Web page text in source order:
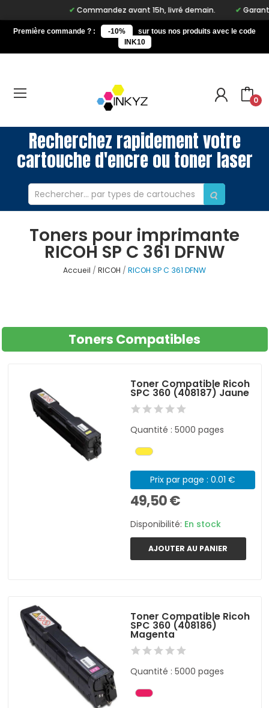
Commandez avant 15h, livré demain.
Première commande ? : -10%
sur tous nos produits avec le code
INK10
0
Recherchez rapidement votre
cartouche d'encre ou toner laser
Toners pour imprimante
RICOH SP C 361 DFNW
Accueil RICOH RICOH SP C 361 DFNW
Toners Compatibles
Toner Compatible Ricoh
SPC 360 (408187) Jaune
Quantité : 5000 pages
Prix par page : 0.01 €
49,50 €
Disponibilité: En stock
AJOUTER AU PANIER
Toner Compatible Ricoh
SPC 360 (408186)
Magenta
Quantité : 5000 pages